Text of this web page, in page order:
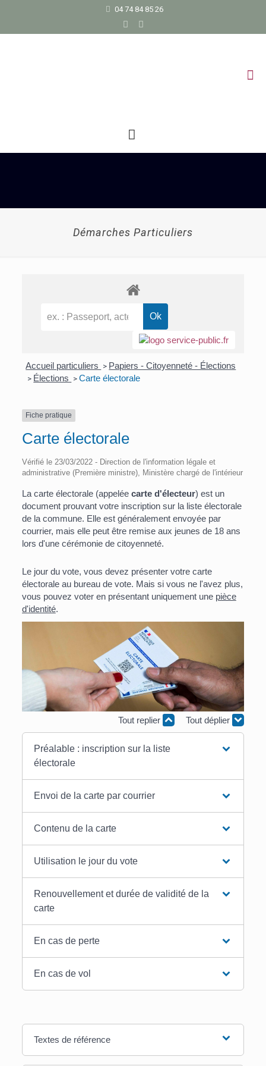
04 74 84 85 26
Démarches Particuliers
Accueil particuliers > Papiers - Citoyenneté - Élections
> Élections > Carte électorale
Fiche pratique
Carte électorale
Vérifié le 23/03/2022 - Direction de l'information légale et
administrative (Première ministre), Ministère chargé de l'intérieur
La carte électorale (appelée carte d'électeur) est un
document prouvant votre inscription sur la liste électorale
de la commune. Elle est généralement envoyée par
courrier, mais elle peut être remise aux jeunes de 18 ans
lors d'une cérémonie de citoyenneté.
Le jour du vote, vous devez présenter votre carte
électorale au bureau de vote. Mais si vous ne l'avez plus,
vous pouvez voter en présentant uniquement une pièce
d'identité.
Tout replier Tout déplier
Préalable : inscription sur la liste
électorale
Envoi de la carte par courrier
Contenu de la carte
Utilisation le jour du vote
Renouvellement et durée de validité de la
carte
En cas de perte
En cas de vol
Textes de référence